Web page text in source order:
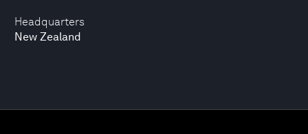
Headquarters
New Zealand